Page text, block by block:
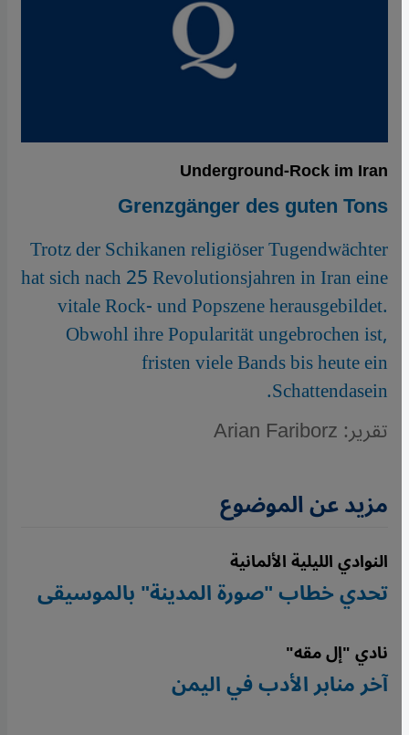
Underground-Rock im Iran
Grenzgänger des guten Tons
Trotz der Schikanen religiöser Tugendwächter
hat sich nach 25 Revolutionsjahren in Iran eine
vitale Rock- und Popszene herausgebildet.
Obwohl ihre Popularität ungebrochen ist,
fristen viele Bands bis heute ein
Schattendasein.
تقرير: Arian Fariborz
مزيد عن الموضوع
النوادي الليلية الألمانية
تحدي خطاب "صورة المدينة" بالموسيقى
نادي "إل مقه"
آخر منابر الأدب في اليمن